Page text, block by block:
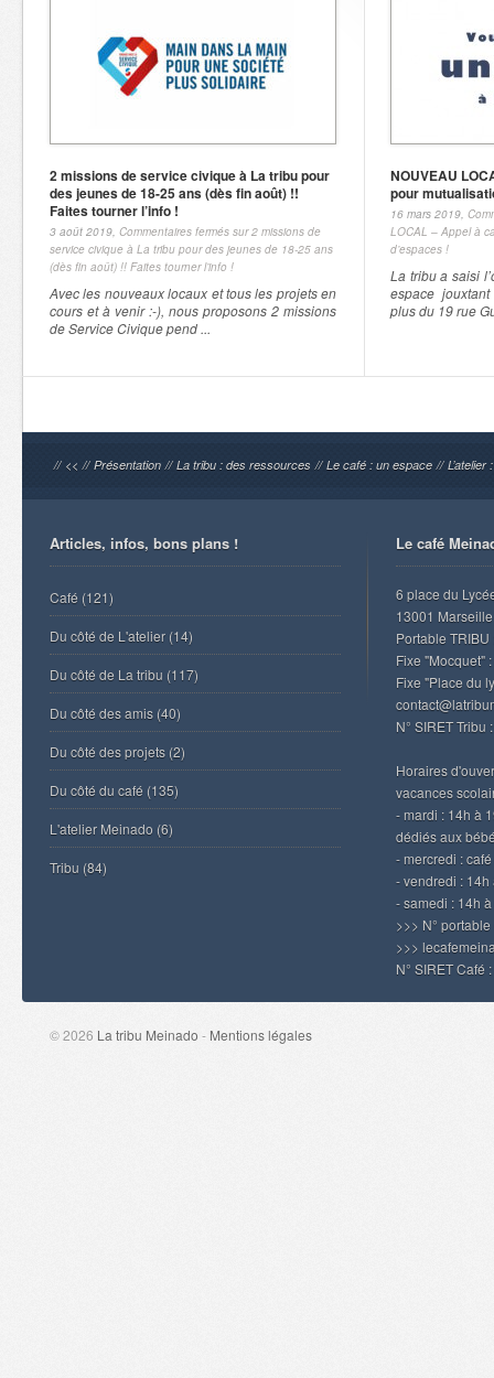
2 missions de service civique à La tribu pour
des jeunes de 18-25 ans (dès fin août) !!
Faites tourner l’info !
3 août 2019, Commentaires fermés sur 2 missions de
service civique à La tribu pour des jeunes de 18-25 ans
(dès fin août) !! Faites tourner l’info !
Avec les nouveaux locaux et tous les projets en
cours et à venir :-), nous proposons 2 missions
de Service Civique pend ...
NOUVEAU
pour
16 mars 2019,
LOCAL – Appel à
d’espaces !
La tribu a saisi
espace
plus du 19 rue
// << // Présentation // La tribu : des ressources // Le café : un espace //
Articles, infos, bons plans !
Café (121)
Du côté de L'atelier (14)
Du côté de La tribu (117)
Du côté des amis (40)
Du côté des projets (2)
Du côté du café (135)
L'atelier Meinado (6)
Tribu (84)
Le café
6 place du
13001 Marseille
Portable
Fixe "Mocquet"
Fixe "Place du
N° SIRET
Horaires
vacances
- mardi : 14h à
dédiés aux
- mercredi :
- vendredi :
- samedi : 14h
>>> N°
>>>
N° SIRET Café
© 2026 La tribu Meinado - Mentions légales